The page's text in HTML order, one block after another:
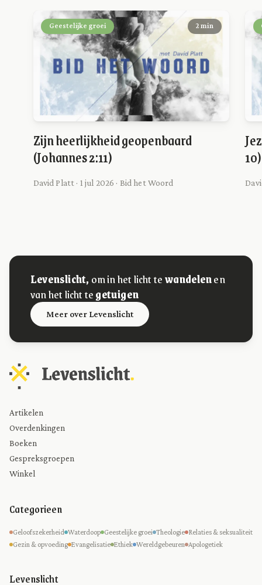
Geestelijke groei 2 min
Zijn heerlijkheid geopenbaard
(Johannes 2:11)
David Platt · 1 jul 2026 · Bid het Woord
10)
Levenslicht, om in het licht tewandelenen
van het licht tegetuigen
Meer over Levenslicht
Artikelen
Overdenkingen
Boeken
Gespreksgroepen
Winkel
Categorieen
Geloofszekerheid Waterdoop Geestelijke groei Theologie Relaties & seksualiteit
Gezin & opvoeding Evangelisatie Ethiek Wereldgebeuren Apologetiek
Levenslicht